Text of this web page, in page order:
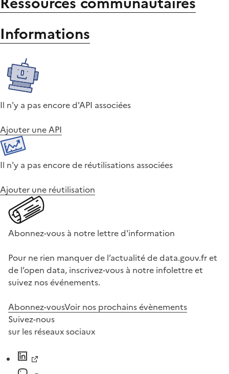
Informations
Il n'y a pas encore d'API associées
Ajouter une API
Il n'y a pas encore de réutilisations associées
Ajouter une réutilisation
Abonnez-vous à notre lettre d'information
Pour ne rien manquer de l’actualité de data.gouv.fr et
de l’open data, inscrivez-vous à notre infolettre et
suivez nos événements.
Abonnez-vousVoir nos prochains évènements
Suivez-nous
sur les réseaux sociaux